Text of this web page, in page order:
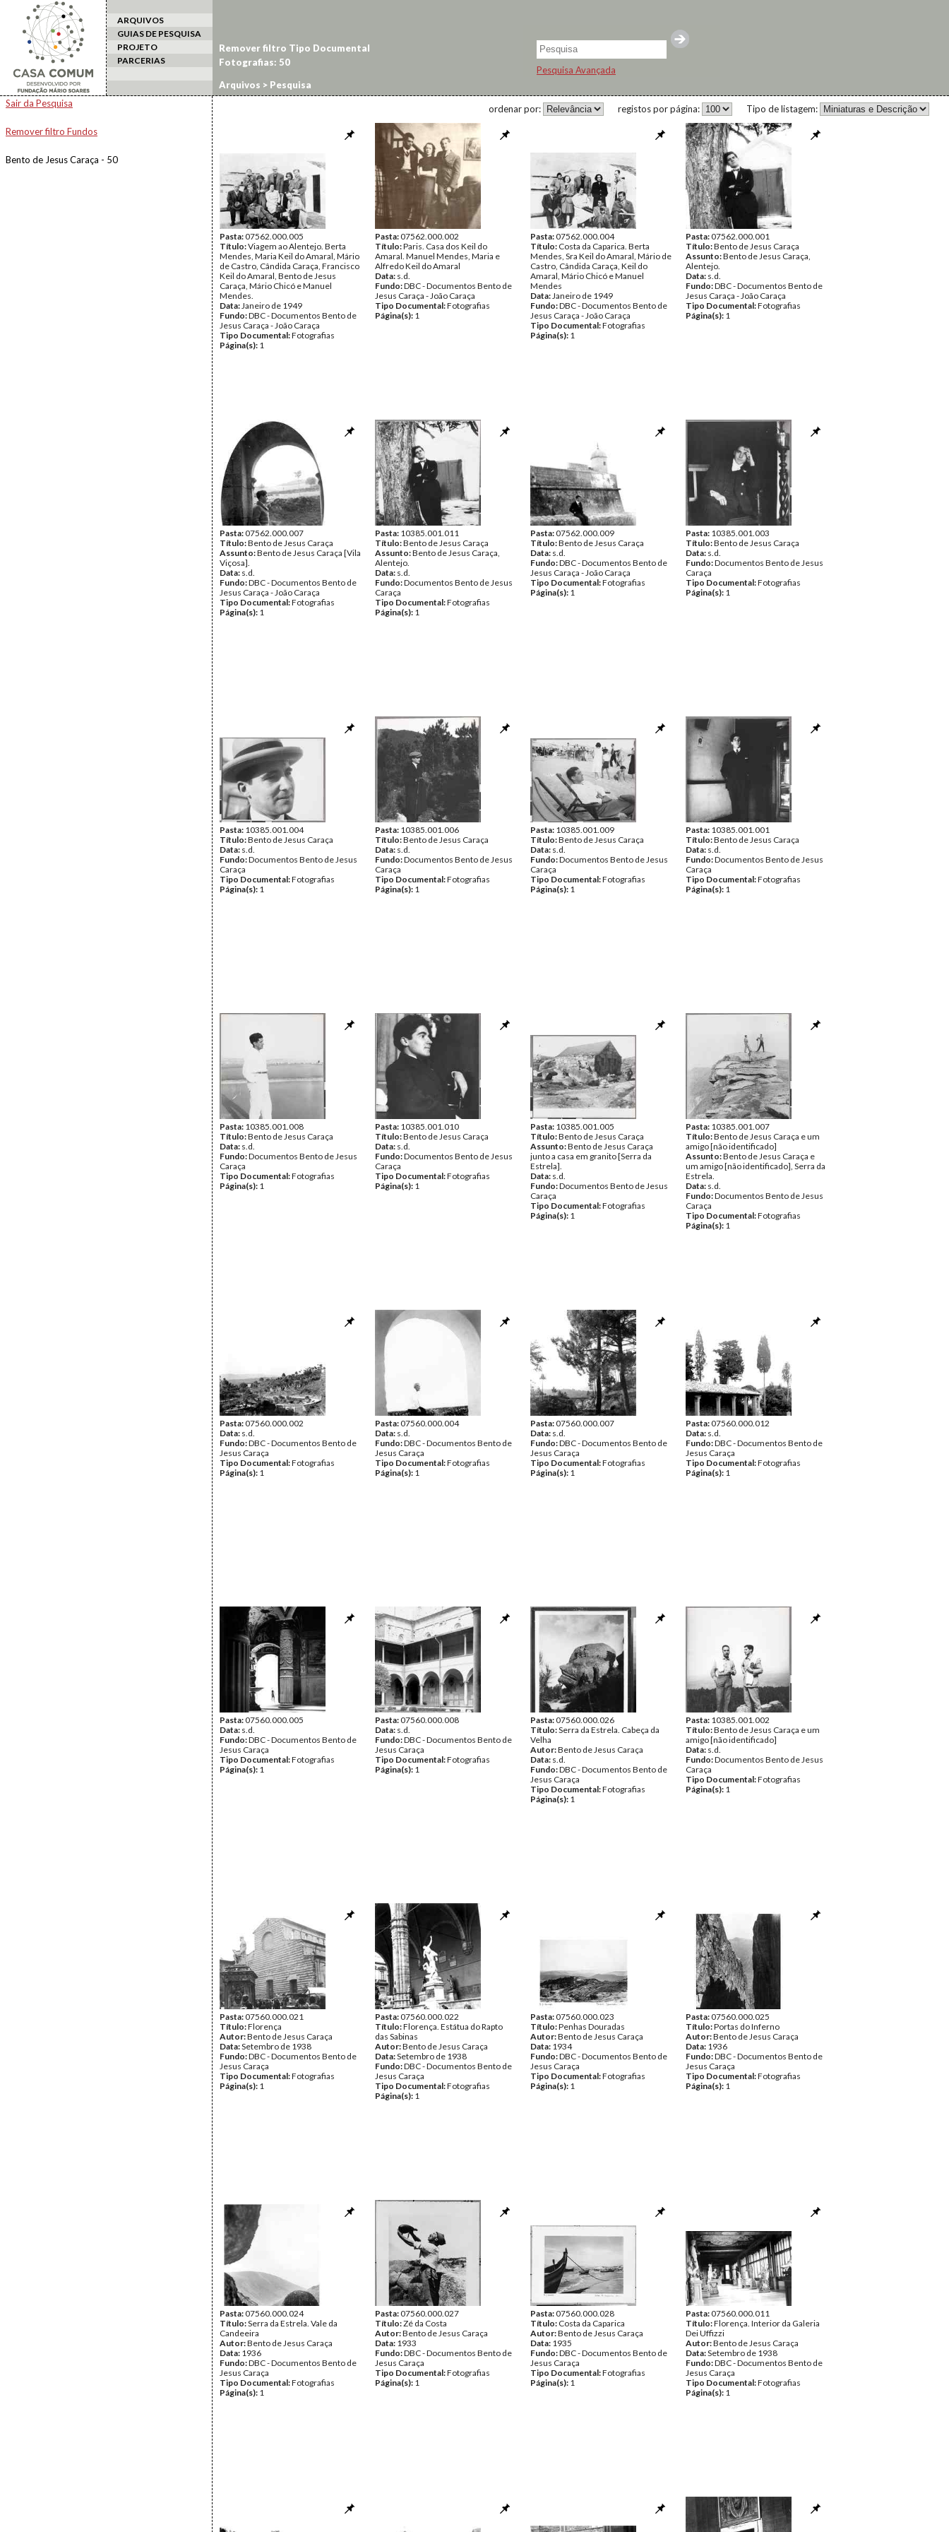
ARQUIVOS
GUIAS DE PESQUISA
PROJETO
PARCERIAS
Pesquisa Avançada
Arquivos > Pesquisa
Sair da Pesquisa
Remover filtro Fundos
Bento de Jesus Caraça - 50
Remover filtro Tipo Documental
Fotografias: 50
Tipo de listagem:
registos por página:
ordenar por:
Pasta:07562.000.005
Título:Viagem ao Alentejo. Berta
Mendes, Maria Keil do Amaral, Mário
de Castro, Cândida Caraça, Francisco
Keil do Amaral, Bento de Jesus
Caraça, Mário Chicó e Manuel
Mendes.
Data:Janeiro de 1949
Fundo:DBC - Documentos Bento de
Jesus Caraça - João Caraça
Tipo Documental:Fotografias
Página(s): 1
Pasta:07562.000.002
Título:Paris. Casa dos Keil do
Amaral. Manuel Mendes, Maria e
Alfredo Keil do Amaral
Data: s.d.
Fundo:DBC - Documentos Bento de
Jesus Caraça - João Caraça
Tipo Documental:Fotografias
Página(s): 1
Pasta:07562.000.004
Título: Costa da Caparica. Berta
Mendes, Sra Keil do Amaral, Mário de
Castro, Cândida Caraça, Keil do
Amaral, Mário Chicó e Manuel
Mendes
Data:Janeiro de 1949
Fundo:DBC - Documentos Bento de
Jesus Caraça - João Caraça
Tipo Documental:Fotografias
Página(s): 1
Pasta:07562.000.001
Título:Bento de Jesus Caraça
Assunto:Bento de Jesus Caraça,
Alentejo.
Data: s.d.
Fundo:DBC - Documentos Bento de
Jesus Caraça - João Caraça
Tipo Documental:Fotografias
Página(s): 1
Pasta:07562.000.007
Título:Bento de Jesus Caraça
Assunto:Bento de Jesus Caraça [Vila
Viçosa].
Data: s.d.
Fundo:DBC - Documentos Bento de
Jesus Caraça - João Caraça
Tipo Documental:Fotografias
Página(s): 1
Pasta: 10385.001.011
Título:Bento de Jesus Caraça
Assunto:Bento de Jesus Caraça,
Alentejo.
Data: s.d.
Fundo:Documentos Bento de Jesus
Caraça
Tipo Documental:Fotografias
Página(s): 1
Pasta:07562.000.009
Título:Bento de Jesus Caraça
Data: s.d.
Fundo:DBC - Documentos Bento de
Jesus Caraça - João Caraça
Tipo Documental:Fotografias
Página(s): 1
Pasta: 10385.001.003
Título:Bento de Jesus Caraça
Data: s.d.
Fundo:Documentos Bento de Jesus
Caraça
Tipo Documental:Fotografias
Página(s): 1
Pasta: 10385.001.004
Título:Bento de Jesus Caraça
Data: s.d.
Fundo:Documentos Bento de Jesus
Caraça
Tipo Documental:Fotografias
Página(s): 1
Pasta: 10385.001.006
Título:Bento de Jesus Caraça
Data: s.d.
Fundo:Documentos Bento de Jesus
Caraça
Tipo Documental:Fotografias
Página(s): 1
Pasta: 10385.001.009
Título:Bento de Jesus Caraça
Data: s.d.
Fundo:Documentos Bento de Jesus
Caraça
Tipo Documental:Fotografias
Página(s): 1
Pasta: 10385.001.001
Título:Bento de Jesus Caraça
Data: s.d.
Fundo:Documentos Bento de Jesus
Caraça
Tipo Documental:Fotografias
Página(s): 1
Pasta: 10385.001.008
Título:Bento de Jesus Caraça
Data: s.d.
Fundo:Documentos Bento de Jesus
Caraça
Tipo Documental:Fotografias
Página(s): 1
Pasta: 10385.001.010
Título:Bento de Jesus Caraça
Data: s.d.
Fundo:Documentos Bento de Jesus
Caraça
Tipo Documental:Fotografias
Página(s): 1
Pasta: 10385.001.005
Título:Bento de Jesus Caraça
Assunto:Bento de Jesus Caraça
junto a casa em granito [Serra da
Estrela].
Data: s.d.
Fundo:Documentos Bento de Jesus
Caraça
Tipo Documental:Fotografias
Página(s): 1
Pasta: 10385.001.007
Título:Bento de Jesus Caraça e um
amigo [não identificado]
Assunto:Bento de Jesus Caraça e
um amigo [não identificado], Serra da
Estrela.
Data: s.d.
Fundo:Documentos Bento de Jesus
Caraça
Tipo Documental:Fotografias
Página(s): 1
Pasta:07560.000.002
Data: s.d.
Fundo:DBC - Documentos Bento de
Jesus Caraça
Tipo Documental:Fotografias
Página(s): 1
Pasta:07560.000.004
Data: s.d.
Fundo:DBC - Documentos Bento de
Jesus Caraça
Tipo Documental:Fotografias
Página(s): 1
Pasta:07560.000.007
Data: s.d.
Fundo:DBC - Documentos Bento de
Jesus Caraça
Tipo Documental:Fotografias
Página(s): 1
Pasta:07560.000.012
Data: s.d.
Fundo:DBC - Documentos Bento de
Jesus Caraça
Tipo Documental:Fotografias
Página(s): 1
Pasta:07560.000.005
Data: s.d.
Fundo:DBC - Documentos Bento de
Jesus Caraça
Tipo Documental:Fotografias
Página(s): 1
Pasta:07560.000.008
Data: s.d.
Fundo:DBC - Documentos Bento de
Jesus Caraça
Tipo Documental:Fotografias
Página(s): 1
Pasta:07560.000.026
Título:Serra da Estrela. Cabeça da
Velha
Autor:Bento de Jesus Caraça
Data: s.d.
Fundo:DBC - Documentos Bento de
Jesus Caraça
Tipo Documental:Fotografias
Página(s): 1
Pasta: 10385.001.002
Título:Bento de Jesus Caraça e um
amigo [não identificado]
Data: s.d.
Fundo:Documentos Bento de Jesus
Caraça
Tipo Documental:Fotografias
Página(s): 1
Pasta:07560.000.021
Título:Florença
Autor:Bento de Jesus Caraça
Data:Setembro de 1938
Fundo:DBC - Documentos Bento de
Jesus Caraça
Tipo Documental:Fotografias
Página(s): 1
Pasta:07560.000.022
Título:Florença. Estátua do Rapto
das Sabinas
Autor:Bento de Jesus Caraça
Data:Setembro de 1938
Fundo:DBC - Documentos Bento de
Jesus Caraça
Tipo Documental:Fotografias
Página(s): 1
Pasta:07560.000.023
Título:Penhas Douradas
Autor:Bento de Jesus Caraça
Data: 1934
Fundo:DBC - Documentos Bento de
Jesus Caraça
Tipo Documental:Fotografias
Página(s): 1
Pasta:07560.000.025
Título:Portas do Inferno
Autor:Bento de Jesus Caraça
Data: 1936
Fundo:DBC - Documentos Bento de
Jesus Caraça
Tipo Documental:Fotografias
Página(s): 1
Pasta:07560.000.024
Título:Serra da Estrela. Vale da
Candeeira
Autor:Bento de Jesus Caraça
Data: 1936
Fundo:DBC - Documentos Bento de
Jesus Caraça
Tipo Documental:Fotografias
Página(s): 1
Pasta:07560.000.027
Título:Zé da Costa
Autor:Bento de Jesus Caraça
Data: 1933
Fundo:DBC - Documentos Bento de
Jesus Caraça
Tipo Documental:Fotografias
Página(s): 1
Pasta:07560.000.028
Título: Costa da Caparica
Autor:Bento de Jesus Caraça
Data: 1935
Fundo:DBC - Documentos Bento de
Jesus Caraça
Tipo Documental:Fotografias
Página(s): 1
Pasta:07560.000.011
Título:Florença. Interior da Galeria
Dei Uffizzi
Autor:Bento de Jesus Caraça
Data:Setembro de 1938
Fundo:DBC - Documentos Bento de
Jesus Caraça
Tipo Documental:Fotografias
Página(s): 1